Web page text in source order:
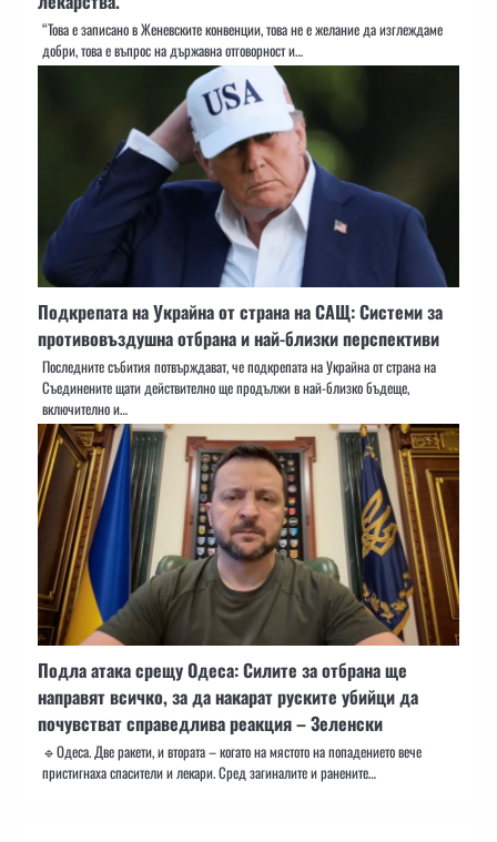
“Това е записано в Женевските конвенции, това не е желание да изглеждаме
добри, това е въпрос на държавна отговорност и…
Подкрепата на Украйна от страна на САЩ: Системи за
противовъздушна отбрана и най-близки перспективи
Последните събития потвърждават, че подкрепата на Украйна от страна на
Съединените щати действително ще продължи в най-близко бъдеще,
включително и…
Подла атака срещу Одеса: Силите за отбрана ще
направят всичко, за да накарат руските убийци да
почувстват справедлива реакция – Зеленски
🔹Одеса. Две ракети, и втората – когато на мястото на попадението вече
пристигнаха спасители и лекари. Сред загиналите и ранените…